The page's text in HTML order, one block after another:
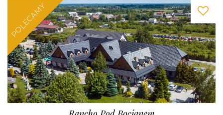
POLECAMY